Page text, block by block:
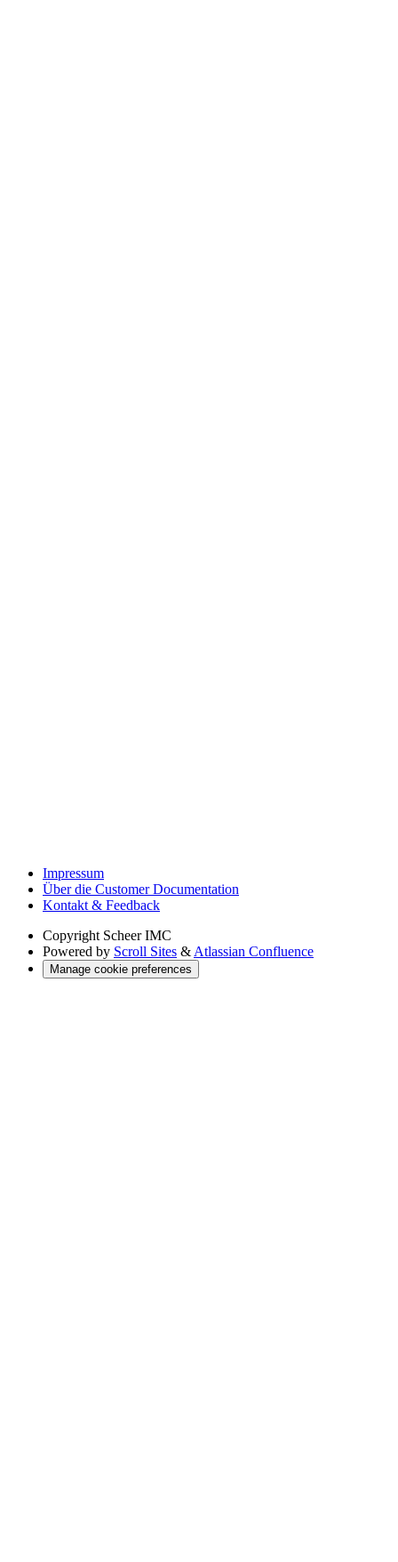
Impressum
Über die Customer Documentation
Kontakt & Feedback
Copyright Scheer IMC
Powered by Scroll Sites & Atlassian Confluence
Manage cookie preferences